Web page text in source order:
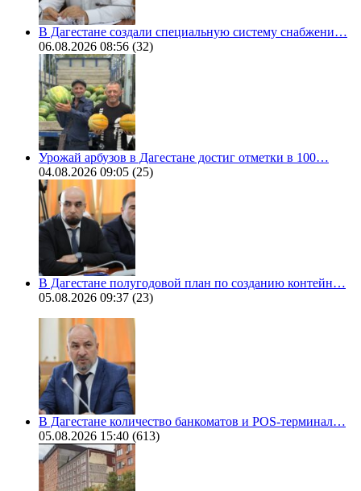
В Дагестане создали специальную систему снабжени…
06.08.2026 08:56 (32)
Урожай арбузов в Дагестане достиг отметки в 100…
04.08.2026 09:05 (25)
В Дагестане полугодовой план по созданию контейн…
05.08.2026 09:37 (23)
В Дагестане количество банкоматов и POS-терминал…
05.08.2026 15:40 (613)